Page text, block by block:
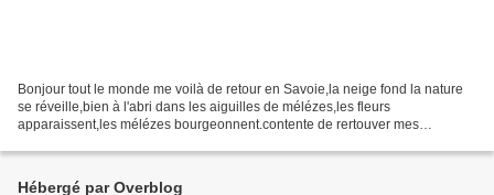
Bonjour tout le monde me voilà de retour en Savoie,la neige fond la nature
se réveille,bien à l'abri dans les aiguilles de mélézes,les fleurs
apparaissent,les mélézes bourgeonnent.contente de rertouver mes
Hébergé par Overblog